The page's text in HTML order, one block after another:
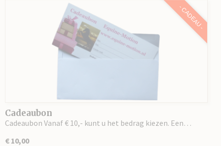
- CADEAU -
Cadeaubon
Cadeaubon Vanaf € 10,- kunt u het bedrag kiezen. Een…
€ 10,00